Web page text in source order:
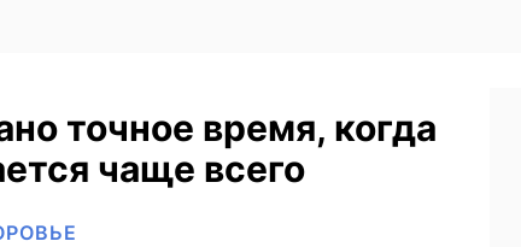
точное время, когда
чаще всего